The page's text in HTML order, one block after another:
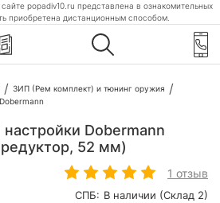
popadiv10.ru представлена в ознакомительных
приобретена дистанционным способом.
ЗИП (Рем комплект) и тюнинг оружия
Dobermann
52 мм)
1 отзыв
СПБ: В наличии (Склад 2)